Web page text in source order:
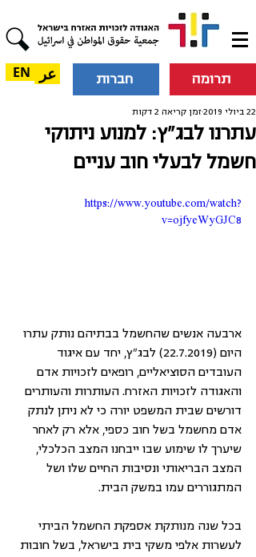
תרומה חברות عر EN
עתרנו לבג"ץ: למנוע ניתוקי
חשמל לבעלי חוב עניים
22 ביולי 2019 זמן קריאה 2 דקות
https://www.youtube.com/watch?
v=ojfyeWyGJC8
ארבעה אנשים שהחשמל בבתיהם נותק עתרו
היום (22.7.2019) לבג"ץ, יחד עם איגוד
העובדים הסוציאליים, רופאים לזכויות אדם
והאגודה לזכויות האזרח. העותרות והעותרים
דורשים שבית המשפט יורה כי לא ניתן לנתק
אדם מחשמל בשל חוב כספי, אלא רק לאחר
שיערך לו שימוע שבו ייבחנו המצב הכלכלי,
המצב הבריאותי ונסיבות החיים שלו ושל
המתגוררים עמו במשק הבית.
בכל שנה מנותקת אספקת החשמל הביתי
לעשרות אלפי משקי בית בישראל, בשל חובות